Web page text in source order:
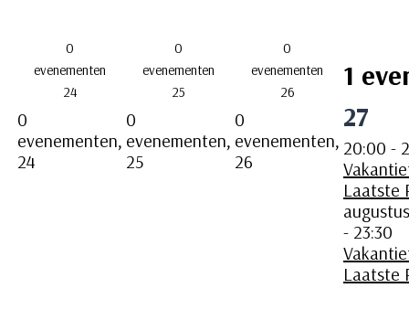
0
evenementen
24
0
evenementen,
24
0
evenementen
25
0
evenementen,
25
0
evenementen
26
0
evenementen,
26
1
27
20:00 -
Laatste
- 23:30
Laatste